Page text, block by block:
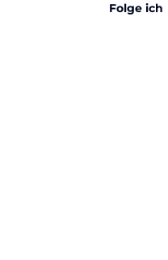
Folge ich